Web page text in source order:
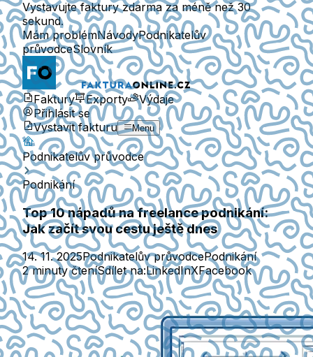
Vystavujte faktury zdarma za méně než 30
sekund.
Mám problémNávodyPodnikatelův
průvodceSlovník
Faktury Exporty
Výdaje
Přihlásit se
Vystavit fakturu
Menu
Podnikatelův průvodce
Podnikání
Top 10 nápadů na freelance podnikání:
Jak začít svou cestu ještě dnes
14. 11. 2025Podnikatelův průvodcePodnikání
2 minuty čteníSdílet na:LinkedInXFacebook